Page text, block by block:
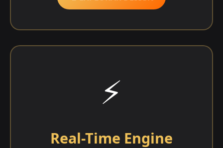
⚡
Real-Time Engine